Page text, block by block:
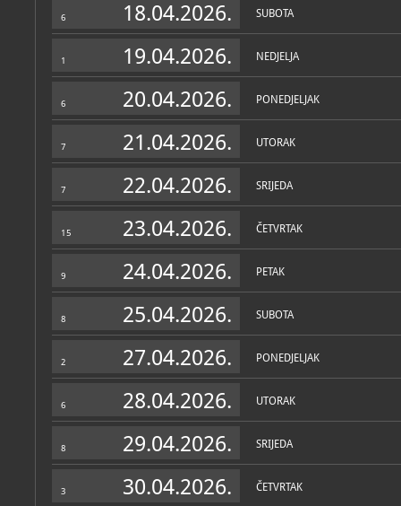
6 18.04.2026. SUBOTA
1 19.04.2026. NEDJELJA
6 20.04.2026. PONEDJELJAK
7 21.04.2026. UTORAK
7 22.04.2026. SRIJEDA
15 23.04.2026. ČETVRTAK
9 24.04.2026. PETAK
8 25.04.2026. SUBOTA
2 27.04.2026. PONEDJELJAK
6 28.04.2026. UTORAK
8 29.04.2026. SRIJEDA
3 30.04.2026. ČETVRTAK